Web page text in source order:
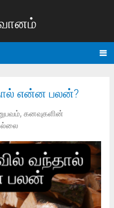
என்ன பலன்?
,கனவுகளின்